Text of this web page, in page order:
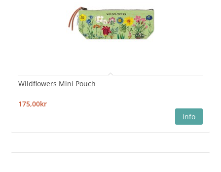
Wildflowers Mini Pouch
175,00kr